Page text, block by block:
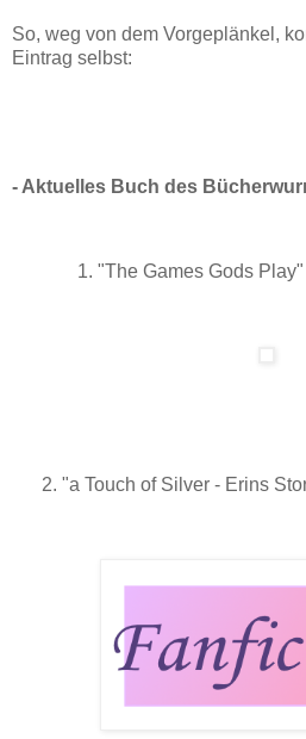
So, weg von dem Vorgeplänkel,
Eintrag selbst:
- Aktuelles Buch des
1. "The Games Gods
2. "a Touch of Silver - Erins